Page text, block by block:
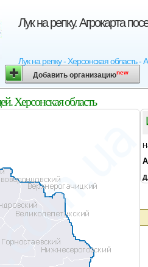
Лук на репку. Агрокарта
Лук на репку - Херсонская область
Добавить организациюnew
Херсонская область